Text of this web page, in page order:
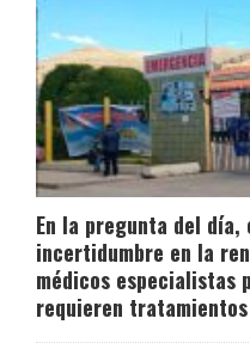
En la pregunta del
incertidumbre en la
médicos especialistas
requieren